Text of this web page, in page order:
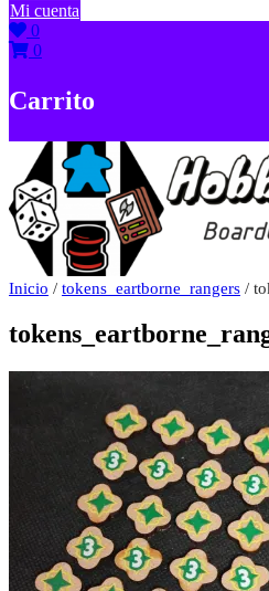
Mi cuenta
0
0
Carrito
Inicio / tokens_eartborne_rangers /